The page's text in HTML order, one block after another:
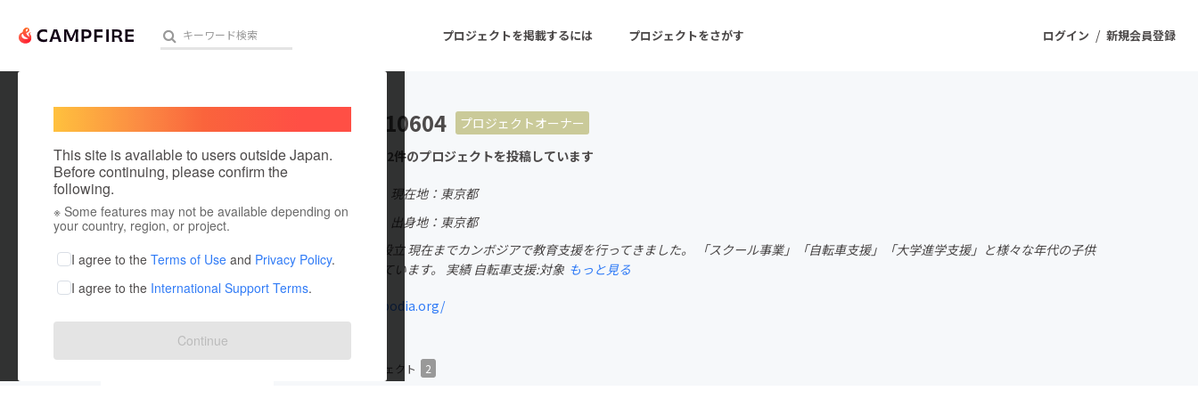
ログイン / 新規会員登録
プロジェクトを掲載するには プロジェクトをさがす
人気のプロジェクト 注目のリターン 注目の新着プロジェクト
アート・写真 音楽
テクノロジー・ガジェット
ゲーム・サービス開発 フード・飲食店
ファッション
映像・映画
ビジネス・起業
まちづくり・地域活性化
This site is available to users outside Japan.
Before continuing, please confirm the
following.
※ Some features may not be available depending on
your country, region, or project.
I agree to the Terms of Use and Privacy Policy.
I agree to the International Support Terms.
Continue
cbb20110604
プロジェクトオーナー
これまでに2件のプロジェクトを投稿しています
現在地：東京都
出身国：日本
出身地：東京都
2011年6月に設立 現在までカンボジアで教育支援を行ってきました。 「スクール事業」「自転車支援」「大学進学支援」と様々な年代の子供
たちに支援しています。 実績 自転車支援:対象 もっと見る
cbb-cambodia.org/
プロジェクト 2